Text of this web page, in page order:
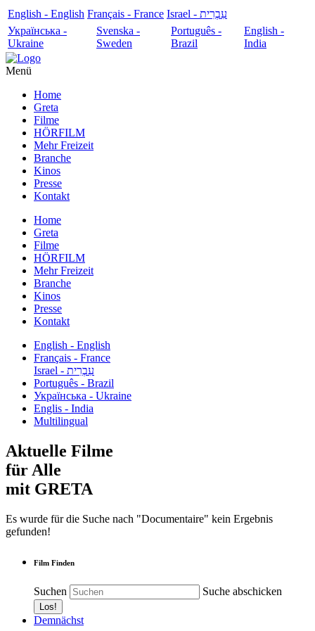
English - English Français - France
עִבְרִית - Israel
Українська -
Ukraine
Svenska -
Sweden
Português -
Brazil
English -
India
Menü
Home
Greta
Filme
HÖRFILM
Mehr Freizeit
Branche
Kinos
Presse
Kontakt
Home
Greta
Filme
HÖRFILM
Mehr Freizeit
Branche
Kinos
Presse
Kontakt
English - English
Français - France
עִבְרִית - Israel
Português - Brazil
Українська - Ukraine
Englis - India
Multilingual
Aktuelle Filme
für Alle
mit GRETA
Es wurde für die Suche nach "Documentaire" kein Ergebnis
gefunden!
Film Finden
Suchen Suche abschicken
Demnächst